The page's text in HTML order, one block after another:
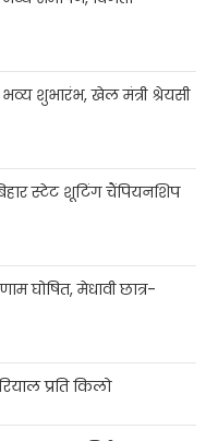
शुभारंभ, खेल मंत्री श्रेयसी
स्टेट शूटिंग चैंपियनशिप
घोषित, मेधावी छात्र-
प्रति किलो